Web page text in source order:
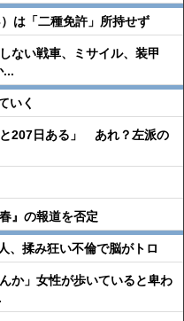
は「二種免許」所持せず
ない戦車、ミサイル、装甲
...
いく
と207日ある」 あれ？左派の
』の報道を否定
、揉み狂い不倫で脳がトロ
か」女性が歩いていると卑わ